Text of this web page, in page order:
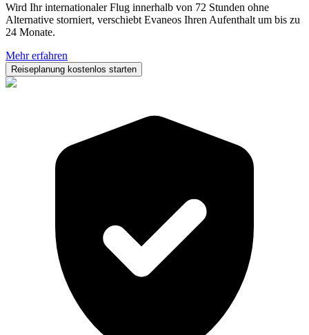
Wird Ihr internationaler Flug innerhalb von 72 Stunden ohne
Alternative storniert, verschiebt Evaneos Ihren Aufenthalt um bis zu
24 Monate.
Mehr erfahren
Reiseplanung kostenlos starten